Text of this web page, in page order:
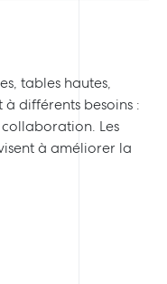
tables hautes,
différents besoins :
Les
à améliorer la